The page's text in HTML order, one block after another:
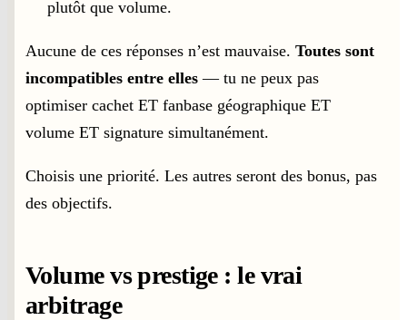
plutôt que volume.
Aucune de ces réponses n’est mauvaise. Toutes sont
incompatibles entre elles — tu ne peux pas
optimiser cachet ET fanbase géographique ET
volume ET signature simultanément.
Choisis une priorité. Les autres seront des bonus, pas
des objectifs.
Volume vs prestige : le vrai
arbitrage